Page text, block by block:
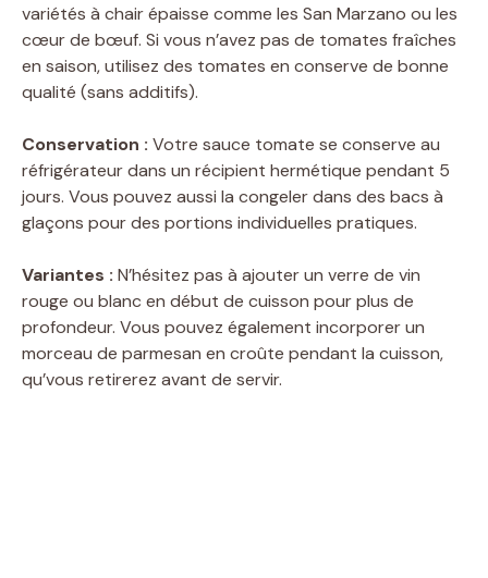
variétés à chair épaisse comme les San Marzano ou les
cœur de bœuf. Si vous n’avez pas de tomates fraîches
en saison, utilisez des tomates en conserve de bonne
qualité (sans additifs).
Conservation : Votre sauce tomate se conserve au
réfrigérateur dans un récipient hermétique pendant 5
jours. Vous pouvez aussi la congeler dans des bacs à
glaçons pour des portions individuelles pratiques.
Variantes : N’hésitez pas à ajouter un verre de vin
rouge ou blanc en début de cuisson pour plus de
profondeur. Vous pouvez également incorporer un
morceau de parmesan en croûte pendant la cuisson,
qu’vous retirerez avant de servir.